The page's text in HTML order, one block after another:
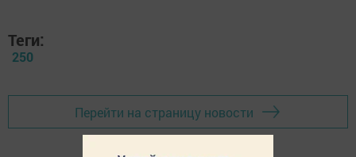
Теги:
250
Перейти на страницу новости